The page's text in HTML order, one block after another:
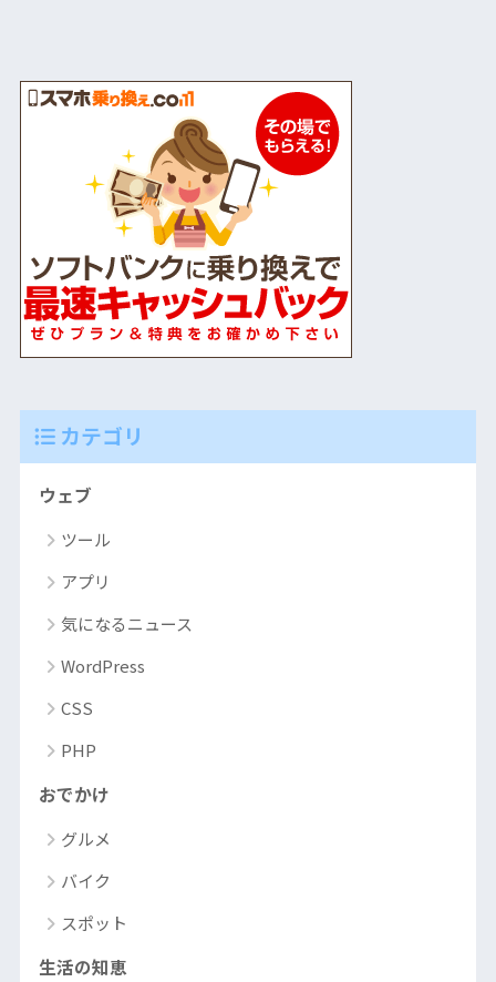
カテゴリ
ウェブ
ツール
アプリ
気になるニュース
WordPress
CSS
PHP
おでかけ
グルメ
バイク
スポット
生活の知恵